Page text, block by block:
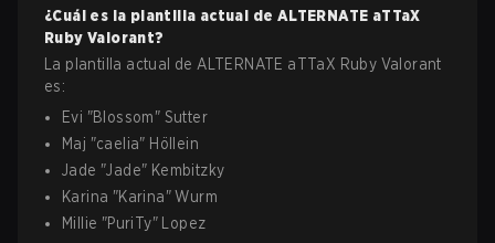
¿Cuál es la plantilla actual de ALTERNATE aTTaX
Ruby Valorant?
La plantilla actual de ALTERNATE aTTaX Ruby Valorant
es:
Evi "Blossom" Sutter
Maj "caelia" Höllein
Jade "Jade" Kembitzky
Karina "Karina"Wurm
Millie "PuriTy" Lopez